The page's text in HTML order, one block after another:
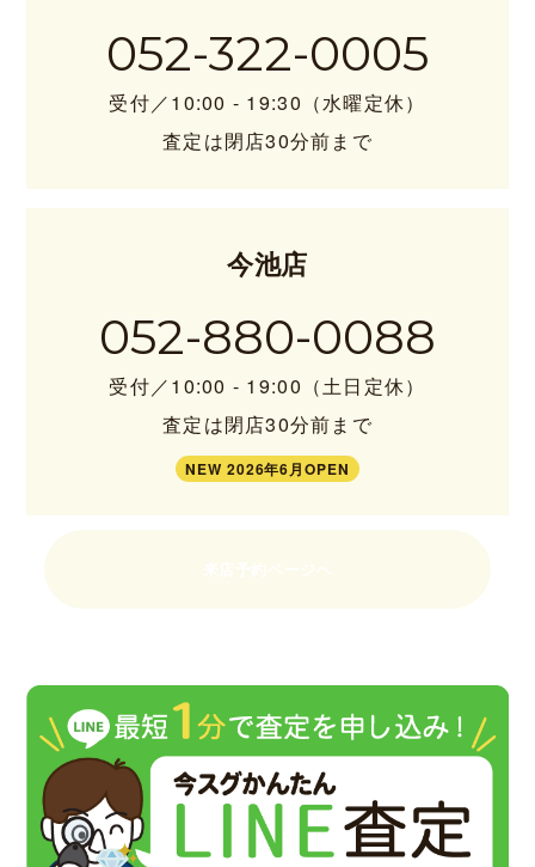
052-322-0005
受付／10:00 - 19:30（水曜定休）
査定は閉店30分前まで
今池店
052-880-0088
受付／10:00 - 19:00（土日定休）
査定は閉店30分前まで
NEW 2026年6月OPEN